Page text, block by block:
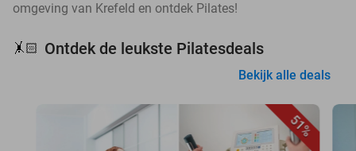
omgeving van Krefeld en ontdek Pilates!
🤸🏻 Ontdek de leukste Pilatesdeals
Bekijk alle deals
51%